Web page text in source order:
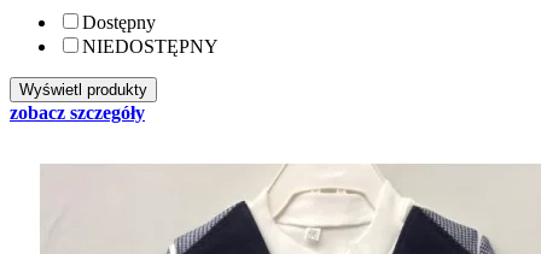
Dostępny
NIEDOSTĘPNY
zobacz szczegóły